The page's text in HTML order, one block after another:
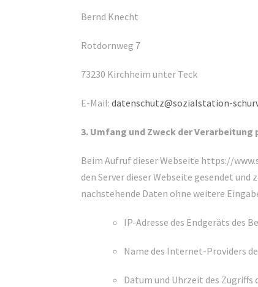
Bernd Knecht
Rotdornweg 7
73230 Kirchheim unter Teck
E-Mail: datenschutz@sozialstation-
3. Umfang und Zweck der
Beim Aufruf dieser Webseite https://
den Server dieser Webseite gesendet
nachstehende Daten ohne weitere
IP-Adresse des Endgeräts des
Name des Internet-Providers
Datum und Uhrzeit des Zugriffs